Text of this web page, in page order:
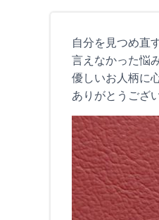
自分を見つめ直
言えなかった悩
優しいお人柄に
ありがとうござ